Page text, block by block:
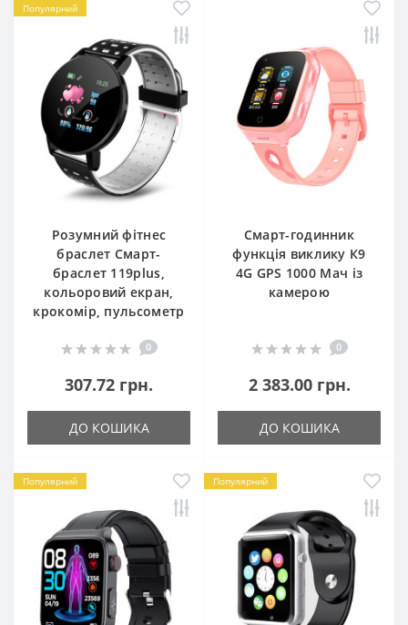
Популярний
Розумний фітнес
браслет Смарт-
браслет 119plus,
кольоровий екран,
крокомір, пульсометр
0
307.72 грн.
ДО КОШИКА
Смарт-годинник
функція виклику К9
4G GPS 1000 Мач із
камерою
0
2 383.00 грн.
ДО КОШИКА
Популярний Популярний